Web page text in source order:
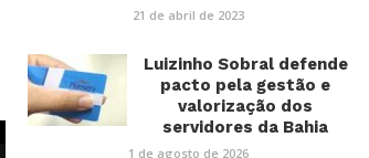
21 de abril de 2023
Luizinho Sobral defende
pacto pela gestão e
valorização dos
servidores da Bahia
1 de agosto de 2026